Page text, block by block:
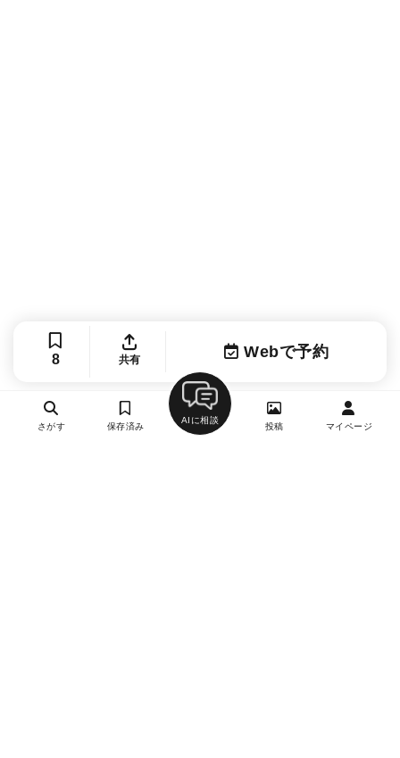
8 共有 Webで予約
さがす 保存済み
AIに相談
投稿 マイページ